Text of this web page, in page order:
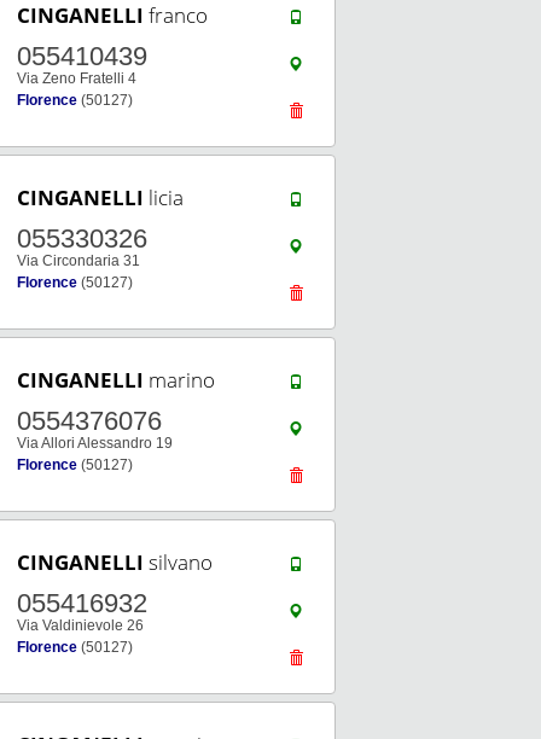
CINGANELLI franco
055410439
Via Zeno Fratelli 4
Florence (50127)
CINGANELLI licia
055330326
Via Circondaria 31
Florence (50127)
CINGANELLI marino
0554376076
Via Allori Alessandro 19
Florence (50127)
CINGANELLI silvano
055416932
Via Valdinievole 26
Florence (50127)